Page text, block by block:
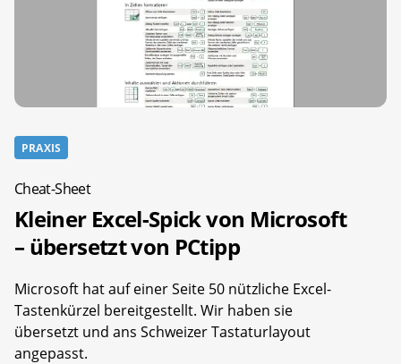
PRAXIS
Cheat-Sheet
Kleiner Excel-Spick von Microsoft
– übersetzt von PCtipp
Microsoft hat auf einer Seite 50 nützliche Excel-
Tastenkürzel bereitgestellt. Wir haben sie
übersetzt und ans Schweizer Tastaturlayout
angepasst.